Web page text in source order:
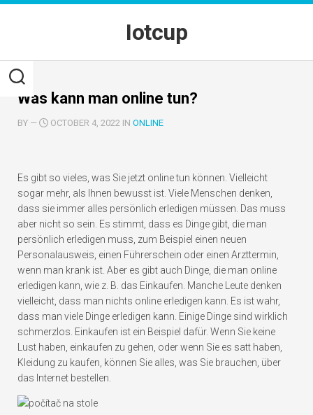
Skip
Iotcup
Was kann man online tun?
BY — OCTOBER 4, 2022 IN ONLINE
Es gibt so vieles, was Sie jetzt online tun können. Vielleicht
sogar mehr, als Ihnen bewusst ist. Viele Menschen denken,
dass sie immer alles persönlich erledigen müssen. Das muss
aber nicht so sein. Es stimmt, dass es Dinge gibt, die man
persönlich erledigen muss, zum Beispiel einen neuen
Personalausweis, einen Führerschein oder einen Arzttermin,
wenn man krank ist. Aber es gibt auch Dinge, die man online
erledigen kann, wie z. B. das Einkaufen. Manche Leute denken
vielleicht, dass man nichts online erledigen kann. Es ist wahr,
dass man viele Dinge erledigen kann. Einige Dinge sind wirklich
schmerzlos. Einkaufen ist ein Beispiel dafür. Wenn Sie keine
Lust haben, einkaufen zu gehen, oder wenn Sie es satt haben,
Kleidung zu kaufen, können Sie alles, was Sie brauchen, über
das Internet bestellen.